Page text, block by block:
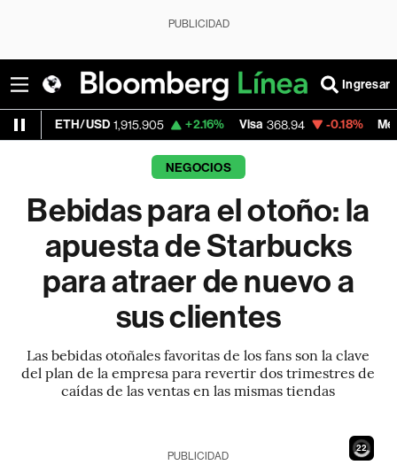
PUBLICIDAD
Ingresar
1,915.905 +2.16% Visa 368.94 -0.18% MercadoLibre
NEGOCIOS
Bebidas para el otoño: la
apuesta de Starbucks
para atraer de nuevo a
sus clientes
Las bebidas otoñales favoritas de los fans son la clave
del plan de la empresa para revertir dos trimestres de
caídas de las ventas en las mismas tiendas
20
PUBLICIDAD